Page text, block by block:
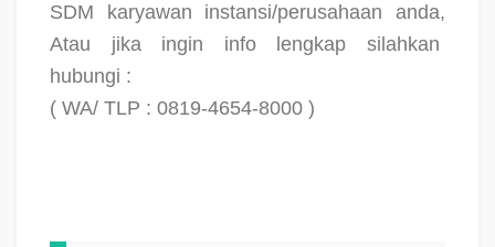
SDM karyawan instansi/perusahaan anda,
Atau jika ingin info lengkap silahkan
hubungi :
( WA/ TLP : 0819-4654-8000 )